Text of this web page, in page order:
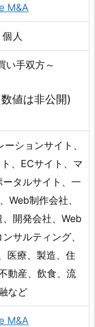
M&A
人
い手双方～
値は非公開)
ションサイト、
、ECサイト、マ
タルサイト、一
Web制作会社、
開発会社、Web
サルティング、
医療、製造、住
動産、飲食、流
など
M&A